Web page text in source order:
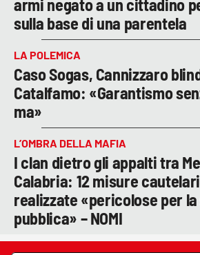
armi negato a un cittadino
sulla base di una parentela
LA POLEMICA
Caso Sogas, Cannizzaro
Catalfamo: «Garantismo
ma»
L’OMBRA DELLA MAFIA
I clan dietro gli appalti tra
Calabria: 12 misure
realizzate «pericolose per
pubblica» – NOMI